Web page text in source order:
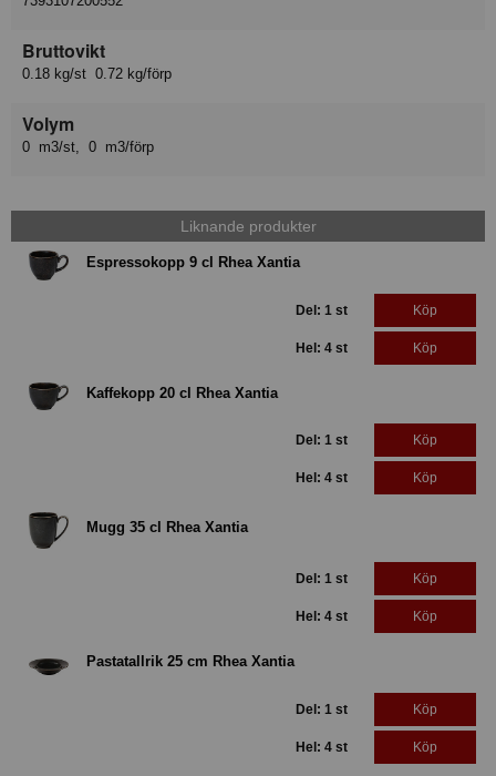
Bruttovikt
0.18 kg/st 0.72 kg/förp
Volym
0 m3/st, 0 m3/förp
Liknande produkter
Espressokopp 9 cl Rhea Xantia
Del: 1 st Köp
Hel: 4 st Köp
Kaffekopp 20 cl Rhea Xantia
Del: 1 st Köp
Hel: 4 st Köp
Mugg 35 cl Rhea Xantia
Del: 1 st Köp
Hel: 4 st Köp
Pastatallrik 25 cm Rhea Xantia
Del: 1 st Köp
Hel: 4 st Köp